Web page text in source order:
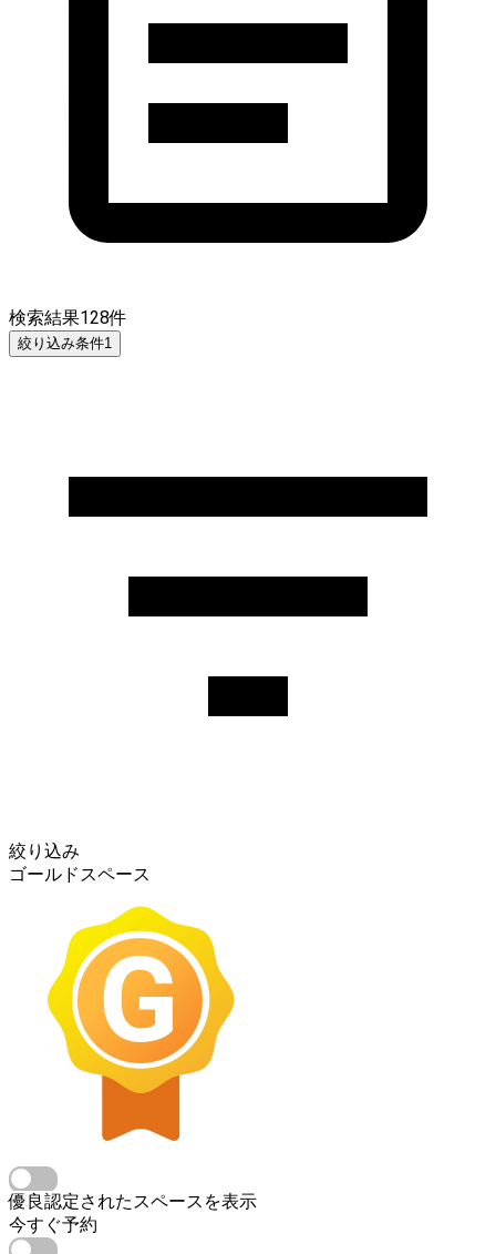
検索結果128件
絞り込み条件1
絞り込み
ゴールドスペース
優良認定されたスペースを表示
今すぐ予約